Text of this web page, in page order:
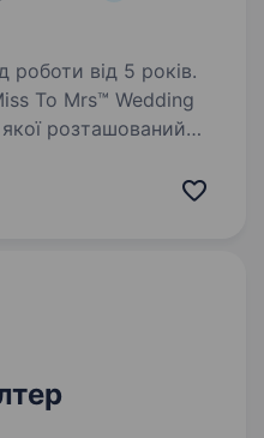
роботи від 5 років.
розташований
— не лише дарувати